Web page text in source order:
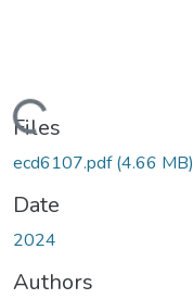
Loading...
Files
ecd6107.pdf(4.66 MB)
Date
2024
Authors